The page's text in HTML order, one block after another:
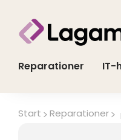
innehåll
Reparationer IT-
Start Reparationer